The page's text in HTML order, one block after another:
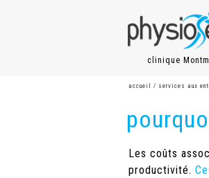
clinique
accueil / services aux
Les coûts
productivité.